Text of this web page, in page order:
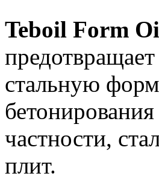
Teboil Form
стальную
частности,
плит.